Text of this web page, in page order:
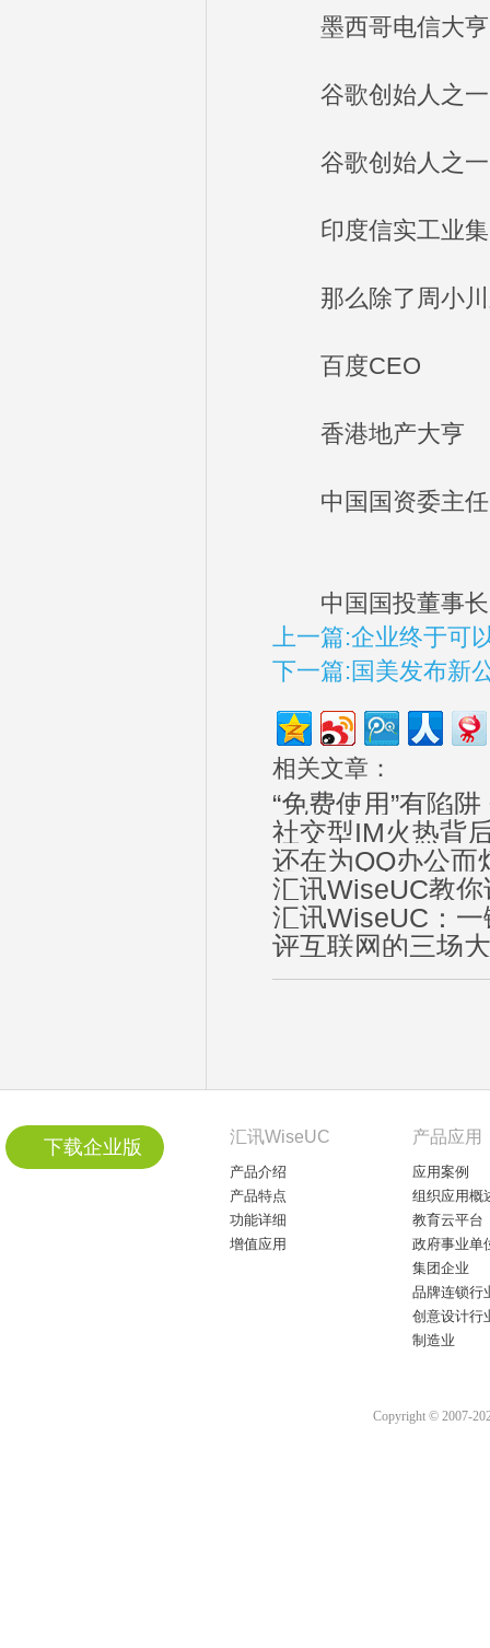
墨西哥电信大亨
谷歌创始人之一
谷歌创始人之一
印度信实工业集
那么除了周小川
百度CEO
香港地产大亨
中国国资委主任
中国国投董事长
上一篇:企业终于可
下一篇:国美发布新
相关文章：
“免费使用”有陷
社交型IM火热背
还在为QQ办公而
汇讯WiseUC教你
汇讯WiseUC：
评互联网的三场
下载企业版 汇讯WiseUC
产品介绍
产品特点
功能详细
增值应用
产品应用
应用案例
组织应用概
教育云平台
政府事业单
集团企业
品牌连锁行
创意设计行
制造业
Copyright © 2007-